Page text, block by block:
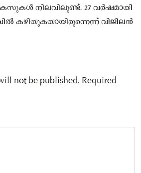
നിലവിലുണ്ട്. 27 വർഷമായി
കഴിയുകയായിരുന്നെന്ന് വിജിലൻ
not be published. Required